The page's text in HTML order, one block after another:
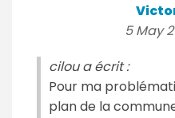
5 May
cilou a écrit :
Pour ma
plan de la